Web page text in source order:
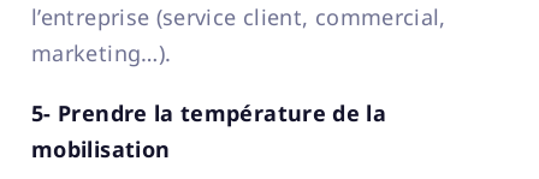
l’entreprise (service client, commercial,
marketing…).
5- Prendre la température de la
mobilisation